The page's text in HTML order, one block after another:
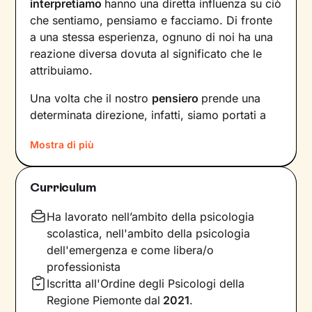
interpretiamo hanno una diretta influenza su ciò
che sentiamo, pensiamo e facciamo. Di fronte
a una stessa esperienza, ognuno di noi ha una
reazione diversa dovuta al significato che le
attribuiamo.
Una volta che il nostro pensiero prende una
determinata direzione, infatti, siamo portati a
modi che possono ostacolare il nostro
benessere.
Per interrompere questo il circolo vizioso e
innescare un cambiamento positivo
, è
necessario individuare pensieri e
comportamenti che causano emozioni
spiacevoli e andare a lavorare su di essi.
Il primo obiettivo dei nostri incontri sarà quello
di farti acquisire una maggiore
Mostra di più
Curriculum
Ha lavorato nell’ambito della psicologia
scolastica, nell'ambito della psicologia
dell'emergenza e come libera/o
professionista
Iscritta all'Ordine degli Psicologi della
Regione Piemonte dal 2021.